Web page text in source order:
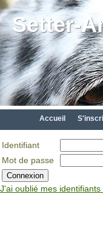
Setter-
Accueil
Identifiant
Mot de passe
J'ai oublié mes identifiants